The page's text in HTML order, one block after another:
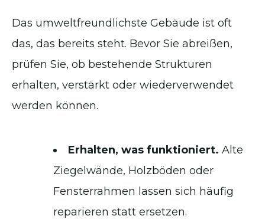
Das umweltfreundlichste Gebäude ist oft
das, das bereits steht. Bevor Sie abreißen,
prüfen Sie, ob bestehende Strukturen
erhalten, verstärkt oder wiederverwendet
werden können.
Erhalten, was funktioniert. Alte
Ziegelwände, Holzböden oder
Fensterrahmen lassen sich häufig
reparieren statt ersetzen.